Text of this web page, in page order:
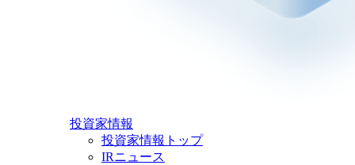
投資家情報
投資家情報トップ
IRニュース